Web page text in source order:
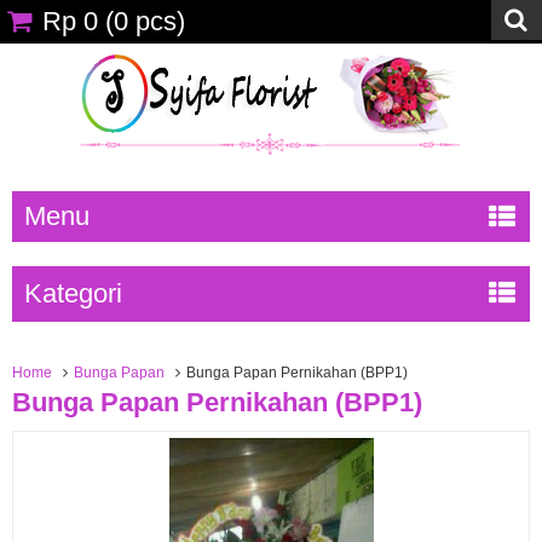
Rp 0 (0 pcs)
Menu
Kategori
Home Bunga Papan Bunga Papan Pernikahan (BPP1)
Bunga Papan Pernikahan (BPP1)